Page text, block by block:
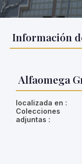
Información
Alfaomega
localizada en :
Colecciones
adjuntas :